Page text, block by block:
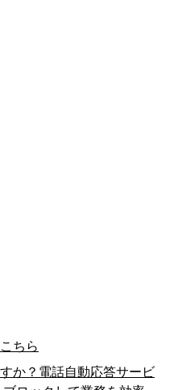
ちら
か？電話自動応答サービ